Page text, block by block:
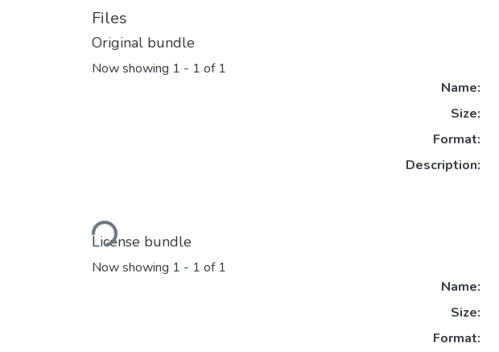
Files
Original bundle
Now showing 1 - 1 of 1
Loading...
Name:
Size:
Format:
Description:
License bundle
Now showing 1 - 1 of 1
Name:
Size:
Format: